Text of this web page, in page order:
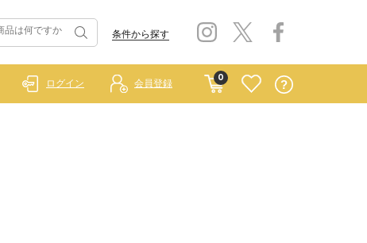
条件から探す
0
ログイン 会員登録